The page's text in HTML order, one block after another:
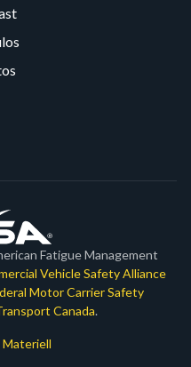
Fatigue Management
Vehicle Safety Alliance
Motor Carrier Safety
Canada.
Materiell